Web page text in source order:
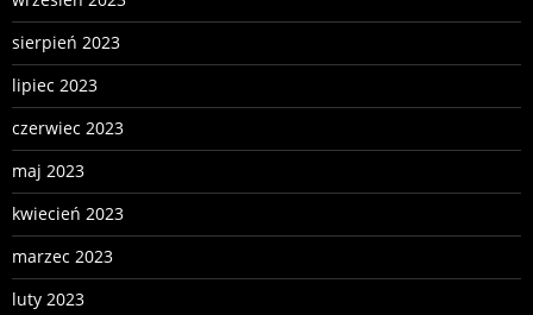
sierpień 2023
lipiec 2023
czerwiec 2023
maj 2023
kwiecień 2023
marzec 2023
luty 2023